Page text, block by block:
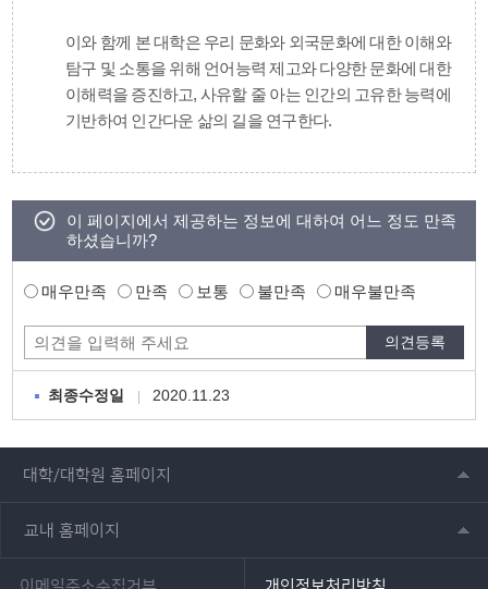
이와 함께 본 대학은 우리 문화와 외국문화에 대한 이해와
탐구 및 소통을 위해 언어능력 제고와 다양한 문화에 대한
이해력을 증진하고, 사유할 줄 아는 인간의 고유한 능력에
기반하여 인간다운 삶의 길을 연구한다.
이 페이지에서 제공하는 정보에 대하여 어느 정도 만족
하셨습니까?
매우만족 만족 보통 불만족 매우불만족
최종수정일 2020.11.23
대학/대학원 홈페이지
교내 홈페이지